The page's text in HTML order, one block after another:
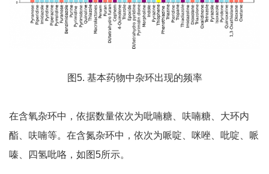
图5. 基本药物中杂环出现的频率
在含氧杂环中，依据数量依次为吡喃糖、呋喃糖、大环内
酯、呋喃等。在含氮杂环中，依次为哌啶、咪唑、吡啶、哌
嗪、四氢吡咯，如图5所示。